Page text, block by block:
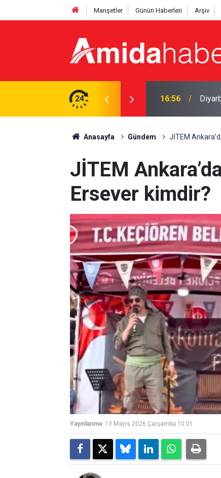
Manşetler Günün Haberleri Arşiv
24
yeni uygulama 16:29
Anasayfa Gündem JİTEM
JİTEM
Ersever kimdir?
Yayınlanma: 13 Mayıs 2026 Çarşamba 10:01